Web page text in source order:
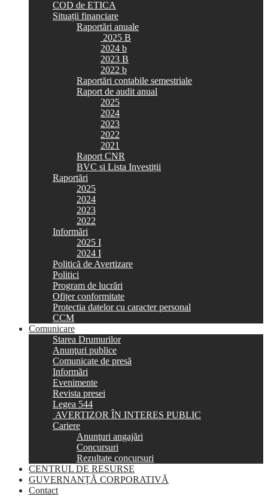
COD de ETICA
Situații financiare
Raportări anuale
2025 B
2024 b
2023 B
2022 b
Raportări contabile semestriale
Raport de audit anual
2025
2024
2023
2022
2021
Raport CNR
BVC si Lista Investiții
Raportări
2025
2024
2023
2022
Informări
2025 I
2024 I
Politică de Avertizare
Politici
Program de lucrări
Ofițer conformitate
Protectia datelor cu caracter personal
CCM
Comunicare
Starea Drumurilor
Anunţuri publice
Comunicate de presă
Informări
Evenimente
Revista presei
Legea 544
AVERTIZOR ÎN INTERES PUBLIC
Cariere
Anunţuri angajări
Concursuri
Rezultate concursuri
CENTRUL DE RESURSE
GUVERNANȚĂ CORPORATIVĂ
Contact